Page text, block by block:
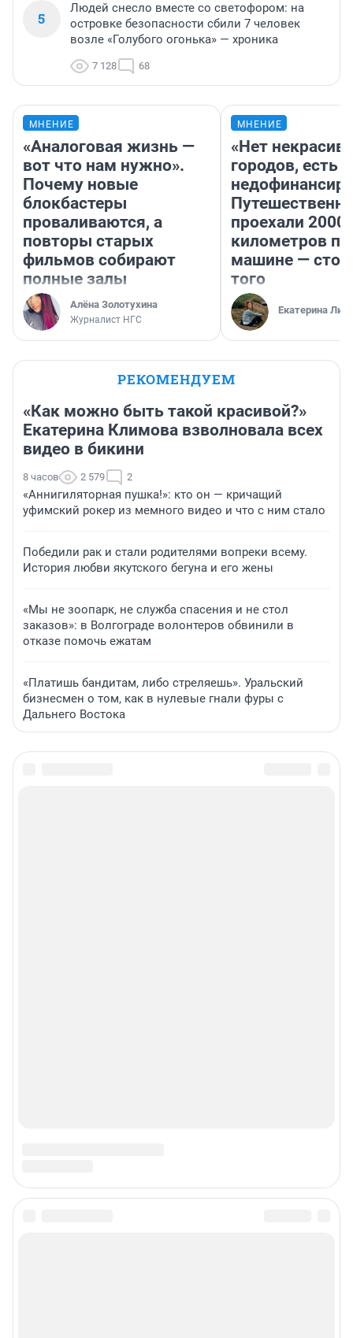
5
Людей снесло вместе со светофором: на
островке безопасности сбили 7 человек
возле «Голубого огонька» — хроника
7 128 68
МНЕНИЕ
«Аналоговая жизнь —
вот что нам нужно».
Почему новые
блокбастеры
проваливаются, а
повторы старых
фильмов собирают
полные залы
Алёна Золотухина
Журналист НГС
МНЕНИЕ
«Нет
городов, есть
проехали 2000
километров по
машине —
того
Екатерина
РЕКОМЕНДУЕМ
«Как можно быть такой красивой?»
Екатерина Климова взволновала всех
видео в бикини
8 часов 2 579 2
«Аннигиляторная пушка!»: кто он — кричащий
уфимский рокер из мемного видео и что с ним стало
Победили рак и стали родителями вопреки всему.
История любви якутского бегуна и его жены
«Мы не зоопарк, не служба спасения и не стол
заказов»: в Волгограде волонтеров обвинили в
отказе помочь ежатам
«Платишь бандитам, либо стреляешь». Уральский
бизнесмен о том, как в нулевые гнали фуры с
Дальнего Востока